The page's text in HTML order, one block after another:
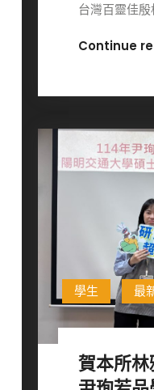
台灣百靈佳
Continue
學生 最
賀本所林